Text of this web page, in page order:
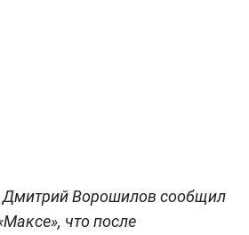
Дмитрий Ворошилов сообщил
что после